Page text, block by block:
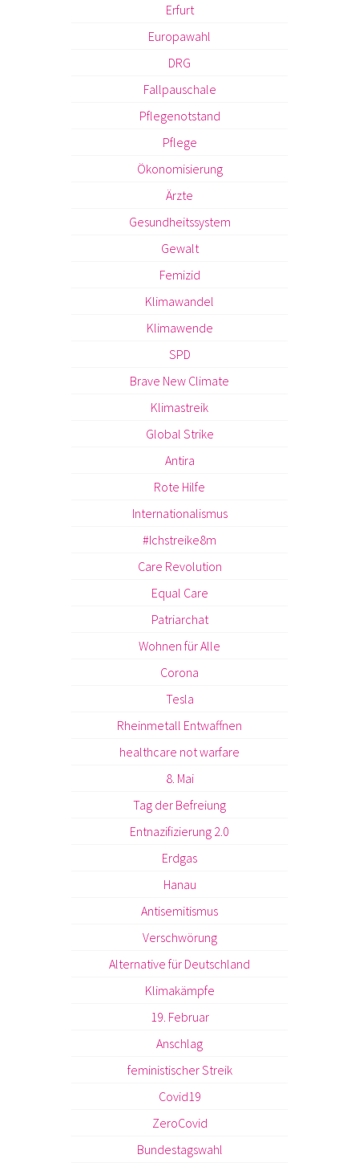
Erfurt
Europawahl
DRG
Fallpauschale
Pflegenotstand
Pflege
Ökonomisierung
Ärzte
Gesundheitssystem
Gewalt
Femizid
Klimawandel
Klimawende
SPD
Brave New Climate
Klimastreik
Global Strike
Antira
Rote Hilfe
Internationalismus
#Ichstreike8m
Care Revolution
Equal Care
Patriarchat
Wohnen für Alle
Corona
Tesla
Rheinmetall Entwaffnen
healthcare not warfare
8. Mai
Tag der Befreiung
Entnazifizierung 2.0
Erdgas
Hanau
Antisemitismus
Verschwörung
Alternative für Deutschland
Klimakämpfe
19. Februar
Anschlag
feministischer Streik
Covid19
ZeroCovid
Bundestagswahl